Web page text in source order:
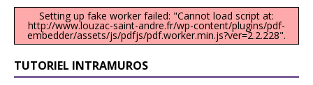
Setting up fake worker failed: "Cannot load script at:
http://www.louzac-saint-andre.fr/wp-content/plugins/pdf-
embedder/assets/js/pdfjs/pdf.worker.min.js?ver=2.2.228".
TUTORIEL INTRAMUROS